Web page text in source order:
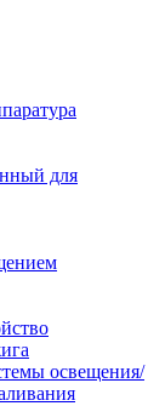
для
освещения/